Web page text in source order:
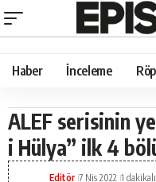
Haber İnceleme
ALEF serisinin
i Hülya” ilk 4
Editör 7 Nis 2022 1